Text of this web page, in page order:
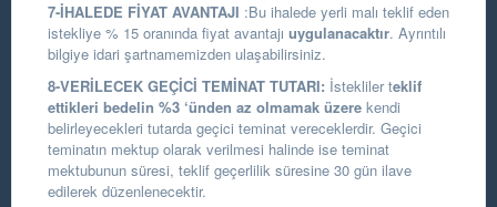
7-İHALEDE FİYAT AVANTAJI :Bu ihalede yerli malı teklif eden
istekliye % 15 oranında fiyat avantajı uygulanacaktır. Ayrıntılı
bilgiye idari şartnamemizden ulaşabilirsiniz.
8-VERİLECEK GEÇİCİ TEMİNAT TUTARI: İstekliler teklif
ettikleri bedelin %3 ‘ünden az olmamak üzere kendi
belirleyecekleri tutarda geçici teminat vereceklerdir. Geçici
teminatın mektup olarak verilmesi halinde ise teminat
mektubunun süresi, teklif geçerlilik süresine 30 gün ilave
edilerek düzenlenecektir.